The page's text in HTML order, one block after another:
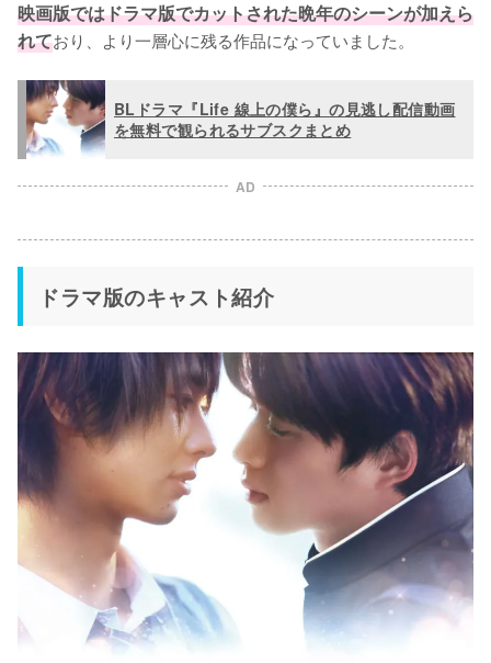
映画版ではドラマ版でカットされた晩年のシーンが加えら
れており、より一層心に残る作品になっていました。
BLドラマ『Life 線上の僕ら』の見逃し配信動画
を無料で観られるサブスクまとめ
AD
ドラマ版のキャスト紹介